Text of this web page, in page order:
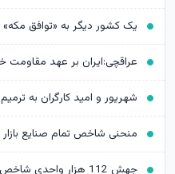
شهریور و امید کارگران به
منحنی شاخص تمام صنایع